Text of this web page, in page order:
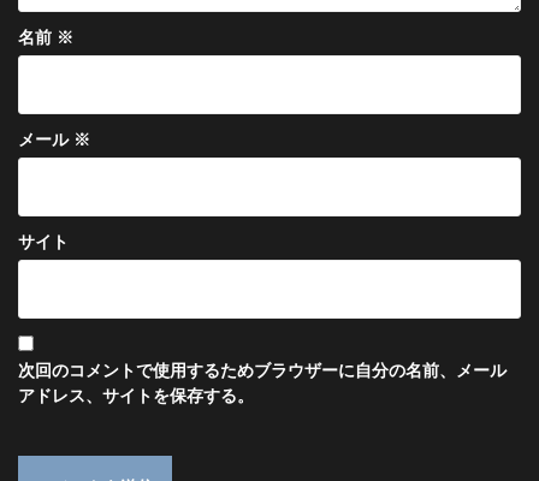
名前 ※
メール ※
サイト
次回のコメントで使用するためブラウザーに自分の名前、メール
アドレス、サイトを保存する。